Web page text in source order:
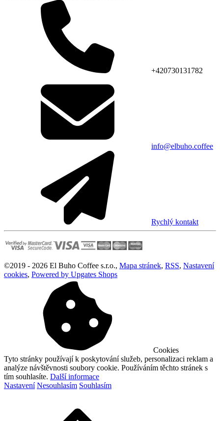
+420730131782
info@elbuho.coffee
Rychlý kontakt
©2019 - 2026 El Buho Coffee s.r.o., Mapa stránek, RSS, Nastavení
cookies, Powered by Upgates Shops
Cookies
Tyto stránky používají k poskytování služeb, personalizaci reklam a
analýze návštěvnosti soubory cookie. Používáním těchto stránek s
tím souhlasíte. Další informace
Nastavení Nesouhlasím Souhlasím